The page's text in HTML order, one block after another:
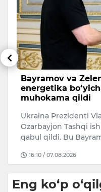
Bayramov va
energetika
muhokama qildi
Ukraina Prezidenti
Ozarbayjon Tashqi
qabul qildi. Bu
16:10 / 07.08.2026
Eng ko‘p